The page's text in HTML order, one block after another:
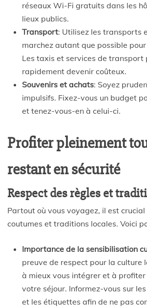
réseaux Wi-Fi gratuits dans les
lieux publics.
Transport: Utilisez les transports
marchez autant que possible
Les taxis et services de transport
rapidement devenir coûteux.
Souvenirs et achats: Soyez
impulsifs. Fixez-vous un budget
et tenez-vous-en à celui-ci.
Profiter pleinement
restant en sécurité
Respect des règles et
Partout où vous voyagez, il est
coutumes et traditions locales. Voici
Importance de la sensibilisation
preuve de respect pour la culture
à mieux vous intégrer et à
votre séjour. Informez-vous sur
et les étiquettes afin de ne pas